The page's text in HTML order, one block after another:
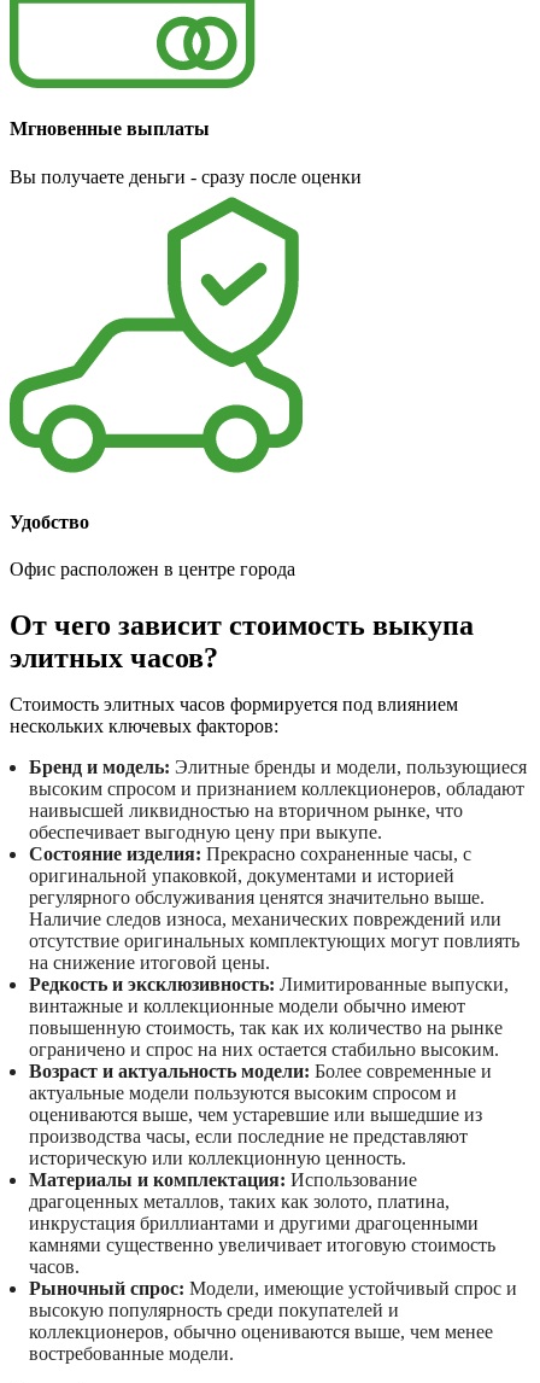
Мгновенные выплаты
Вы получаете деньги - сразу после оценки
Удобство
Офис расположен в центре города
От чего зависит стоимость выкупа
элитных часов?
Стоимость элитных часов формируется под влиянием
нескольких ключевых факторов:
Бренд и модель: Элитные бренды и модели, пользующиеся
высоким спросом и признанием коллекционеров, обладают
наивысшей ликвидностью на вторичном рынке, что
обеспечивает выгодную цену при выкупе.
Состояние изделия: Прекрасно сохраненные часы, с
оригинальной упаковкой, документами и историей
регулярного обслуживания ценятся значительно выше.
Наличие следов износа, механических повреждений или
отсутствие оригинальных комплектующих могут повлиять
на снижение итоговой цены.
Редкость и эксклюзивность: Лимитированные выпуски,
винтажные и коллекционные модели обычно имеют
повышенную стоимость, так как их количество на рынке
ограничено и спрос на них остается стабильно высоким.
Возраст и актуальность модели: Более современные и
актуальные модели пользуются высоким спросом и
оцениваются выше, чем устаревшие или вышедшие из
производства часы, если последние не представляют
историческую или коллекционную ценность.
Материалы и комплектация: Использование
драгоценных металлов, таких как золото, платина,
инкрустация бриллиантами и другими драгоценными
камнями существенно увеличивает итоговую стоимость
часов.
Рыночный спрос: Модели, имеющие устойчивый спрос и
высокую популярность среди покупателей и
коллекционеров, обычно оцениваются выше, чем менее
востребованные модели.